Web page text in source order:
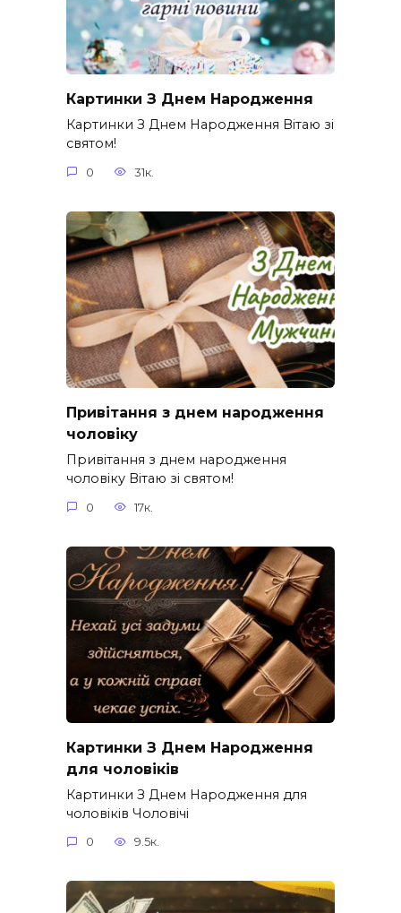
Картинки З Днем Народження
Картинки З Днем Народження Вітаю зі
святом!
0 31к.
Привітання з днем народження
чоловіку
Привітання з днем народження
чоловіку Вітаю зі святом!
0 17к.
Картинки З Днем Народження
для чоловіків​
Картинки З Днем Народження для
чоловіків​ Чоловічі
0 9.5к.